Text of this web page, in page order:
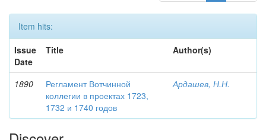
Item hits:
Issue
Date
Title Author(s)
1890
Регламент Вотчинной
коллегии в проектах 1723,
1732 и 1740 годов
Ардашев, Н.Н.